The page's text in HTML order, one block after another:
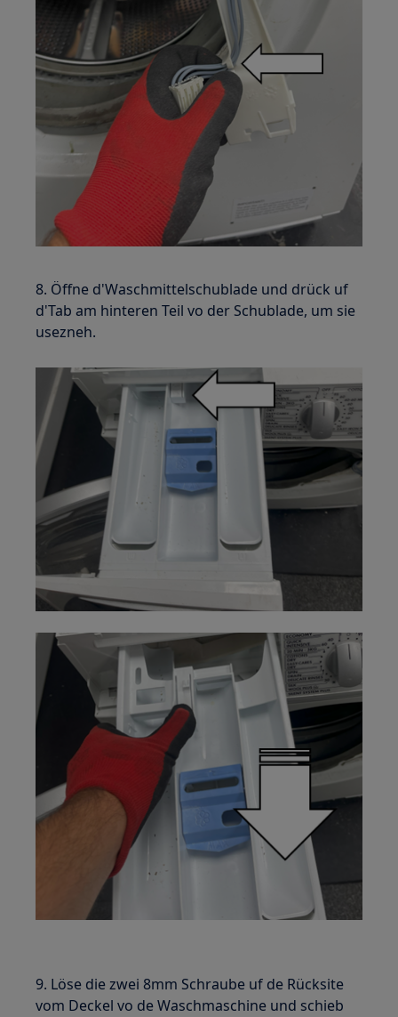
8. Öffne d'Waschmittelschublade und drück uf
d'Tab am hinteren Teil vo der Schublade, um sie
usezneh.
9. Löse die zwei 8mm Schraube uf de Rücksite
vom Deckel vo de Waschmaschine und schieb